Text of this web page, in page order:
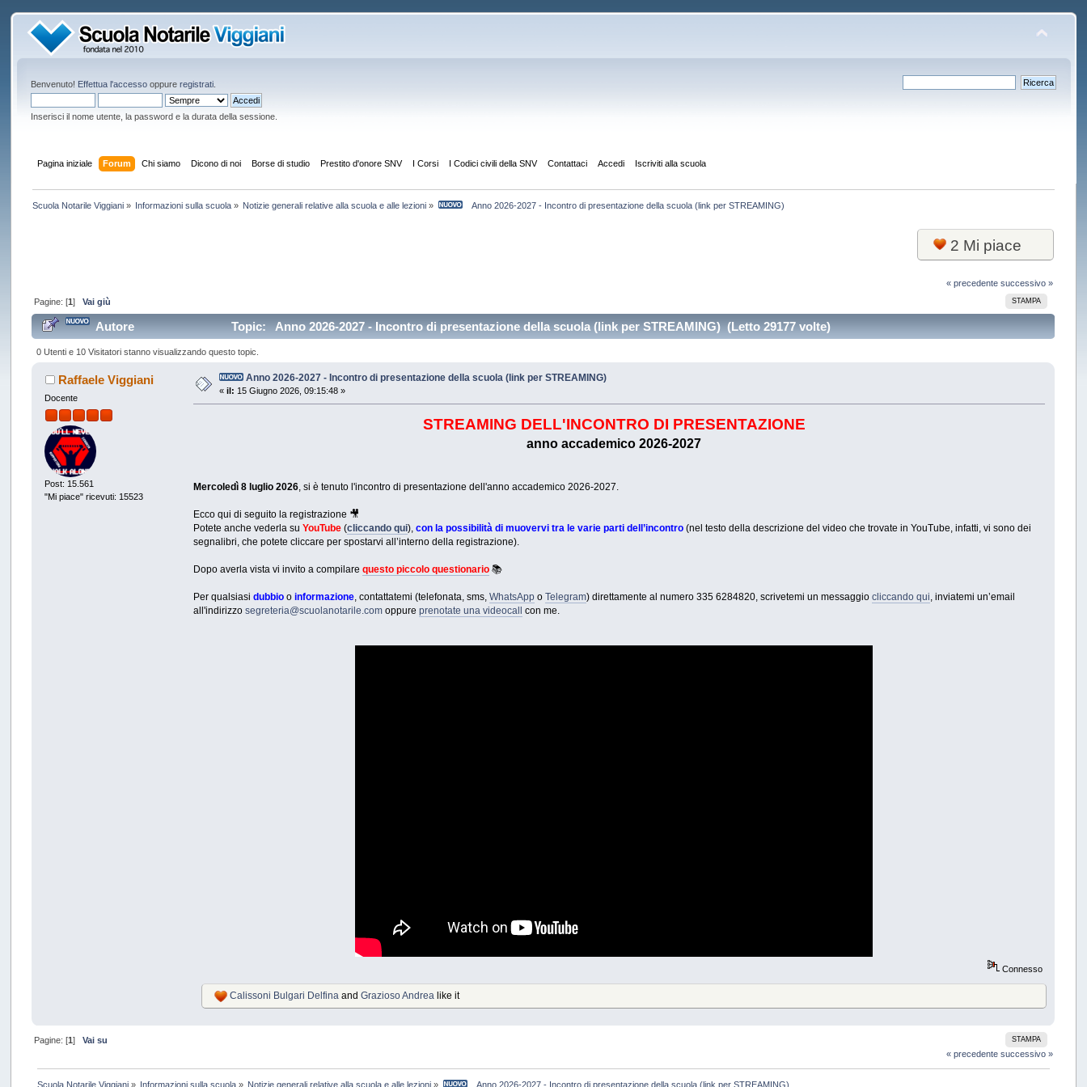
Benvenuto! Effettua l'accesso oppureregistrati
Inserisci il nome utente, la password e la durata della sessione.
Pagina iniziale Forum Chi siamo Dicono di noi Borse di studio Prestito d'onore SNV I Corsi I Codici civili della SNV Contattaci Accedi Iscriviti alla scuola
Scuola Notarile Viggiani» Informazioni sulla scuola » Notizie generali relative alla scuola e alle lezioni » Anno 2026-2027 - Incontro di presentazione della scuola (link per STREAMING)
2 Mi piace
« precedente successivo »
STAMPA
Pagine: [1] Vai giù
Autore Topic: Anno 2026-2027 - Incontro di presentazione della scuola (link per STREAMING) (Letto 29177 volte)
0 Utenti e 10 Visitatori stanno visualizzando questo topic.
Raffaele Viggiani
Docente
Post: 15.561
"Mi piace" ricevuti: 15523
Anno 2026-2027 - Incontro di presentazione della scuola (link per STREAMING)
«il: 15 Giugno 2026, 09:15:48 »
STREAMING DELL'INCONTRO DI PRESENTAZIONE
anno accademico 2026-2027
Mercoledì 8 luglio 2026, si è tenuto l'incontro di presentazione dell'anno accademico 2026-2027.
Ecco qui di seguito la registrazione 🎥
Potete anche vederla suYouTube (cliccando qui),con la possibilità di muovervi tra le varie parti dell’incontro (nel testo della descrizione del video che trovate in YouTube, infatti, vi sono dei
segnalibri, che potete cliccare per spostarvi all’interno della registrazione).
Dopo averla vista vi invito a compilarequesto piccolo questionario 📚
Per qualsiasidubbio oinformazione, contattatemi (telefonata, sms,WhatsApp oTelegram) direttamente al numero 335 6284820, scrivetemi un messaggiocliccando qui, inviatemi un’email
all'indirizzosegreteria@scuolanotarile.com oppureprenotate una videocall con me.
Connesso
Calissoni Bulgari Delfina andGrazioso Andrea like it
STAMPA
Pagine: [1] Vai su
« precedente successivo »
Scuola Notarile Viggiani» Informazioni sulla scuola » Notizie generali relative alla scuola e alle lezioni » Anno 2026-2027 - Incontro di presentazione della scuola (link per STREAMING)